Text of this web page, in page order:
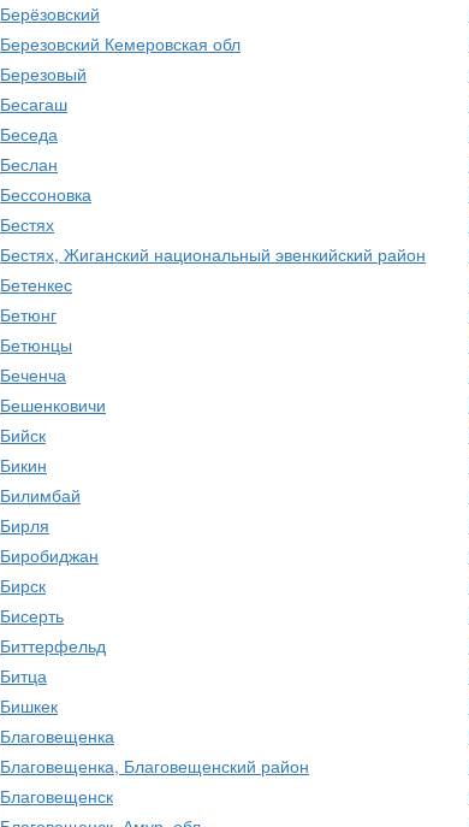
Берёзовский
Березовский Кемеровская обл
Березовый
Бесагаш
Беседа
Беслан
Бессоновка
Бестях
Бестях, Жиганский национальный эвенкийский район
Бетенкес
Бетюнг
Бетюнцы
Беченча
Бешенковичи
Бийск
Бикин
Билимбай
Бирля
Биробиджан
Бирск
Бисерть
Биттерфельд
Битца
Бишкек
Благовещенка
Благовещенка, Благовещенский район
Благовещенск